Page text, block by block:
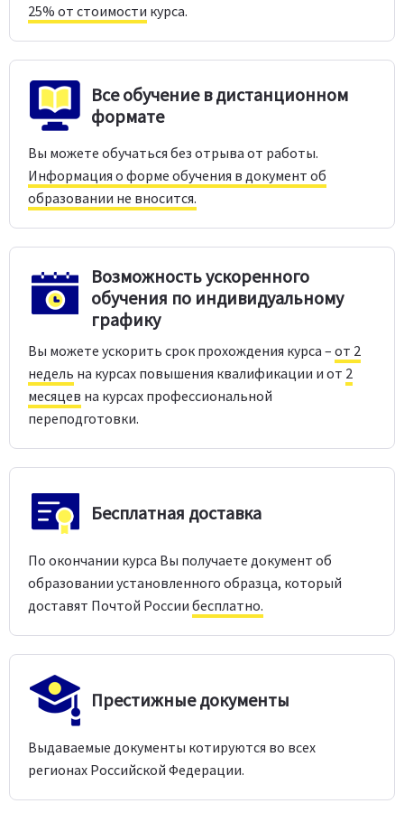
25% от стоимости курса.
Все обучение в дистанционном
формате
Вы можете обучаться без отрыва от работы.
Информация о форме обучения в документ об
образовании не вносится.
Возможность ускоренного
обучения по индивидуальному
графику
Вы можете ускорить срок прохождения курса – от 2
недель на курсах повышения квалификации и от 2
месяцев на курсах профессиональной
переподготовки.
Бесплатная доставка
По окончании курса Вы получаете документ об
образовании установленного образца, который
доставят Почтой России бесплатно.
Престижные документы
Выдаваемые документы котируются во всех
регионах Российской Федерации.